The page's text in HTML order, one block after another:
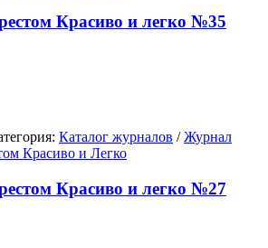
Красиво и легко №35
Каталог журналов /Журнал
Красиво и Легко
Красиво и легко №27